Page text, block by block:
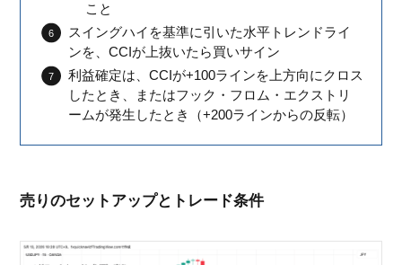
こと
スイングハイを基準に引いた水平トレンドライ
ンを、CCIが上抜いたら買いサイン
利益確定は、CCIが+100ラインを上方向にクロス
したとき、またはフック・フロム・エクストリ
ームが発生したとき（+200ラインからの反転）
売りのセットアップとトレード条件